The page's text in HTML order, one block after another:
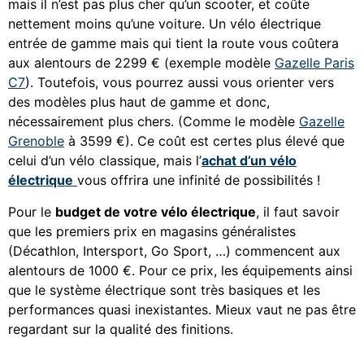
mais il n’est pas plus cher qu’un scooter, et coûte
nettement moins qu’une voiture. Un vélo électrique
entrée de gamme mais qui tient la route vous coûtera
aux alentours de 2299 € (exemple modèle Gazelle Paris
C7). Toutefois, vous pourrez aussi vous orienter vers
des modèles plus haut de gamme et donc,
nécessairement plus chers. (Comme le modèle Gazelle
Grenoble à 3599 €). Ce coût est certes plus élevé que
celui d’un vélo classique, mais l’achat d’un vélo
électrique vous offrira une infinité de possibilités !
Pour le budget de votre vélo électrique, il faut savoir
que les premiers prix en magasins généralistes
(Décathlon, Intersport, Go Sport, …) commencent aux
alentours de 1000 €. Pour ce prix, les équipements ainsi
que le système électrique sont très basiques et les
performances quasi inexistantes. Mieux vaut ne pas être
regardant sur la qualité des finitions.